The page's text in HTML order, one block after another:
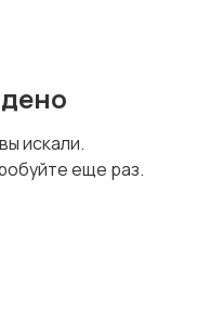
искали.
еще раз.